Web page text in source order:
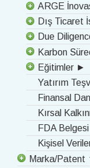
ARGE
Dış Ticaret
Due
Karbon
Eğitimler ►
Yatırım
Finansal
Kırsal
FDA Belgesi
Kişisel
Marka/Patent